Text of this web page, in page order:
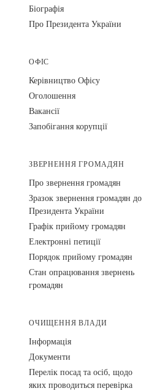
Біографія
Про Президента України
ОФІС
Керівництво Офісу
Оголошення
Вакансії
Запобігання корупції
ЗВЕРНЕННЯ ГРОМАДЯН
Про звернення громадян
Зразок звернення громадян до
Президента України
Графік прийому громадян
Електронні петиції
Порядок прийому громадян
Стан опрацювання звернень
громадян
ОЧИЩЕННЯ ВЛАДИ
Інформація
Документи
Перелік посад та осіб, щодо
яких проводиться перевірка